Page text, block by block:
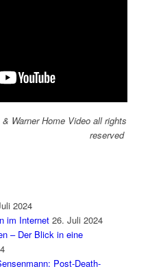
Warner Home Video all rights
reserved
2024
im Internet 26. Juli 2024
– Der Blick in eine
Post-Death-